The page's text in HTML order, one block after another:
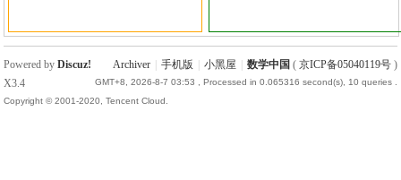
Archiver 手机版 小黑屋 数学中国 ( 京ICP备05040119号)
GMT+8, 2026-8-7 03:53 , Processed in 0.065316 second(s), 10 queries .
Powered byDiscuz!
X3.4
Copyright © 2001-2020, Tencent Cloud.